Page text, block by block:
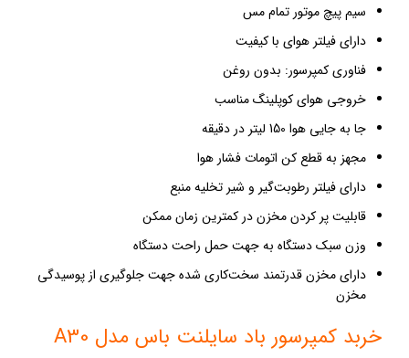
سیم پیچ موتور تمام مس
دارای فیلتر هوای با کیفیت
فناوری کمپرسور: بدون روغن
خروجی هوای کوپلینگ مناسب
جا به جایی هوا 150 لیتر در دقیقه
مجهز به قطع کن اتومات فشار هوا
دارای فیلتر رطوبت‌گیر و شیر تخلیه منبع
قابلیت پر کردن مخزن در کمترین زمان ممکن
وزن سبک دستگاه به جهت حمل راحت دستگاه
دارای مخزن قدرتمند سخت‌کاری شده جهت جلوگیری از پوسیدگی
مخزن
خربد کمپرسور باد سایلنت باس مدل A30